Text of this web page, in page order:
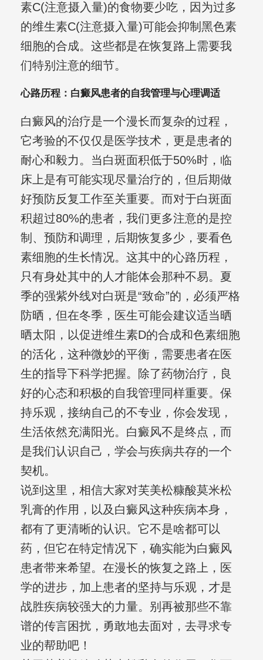
素C(注意摄入量)的食物要少吃，因为过多
的维生素C(注意摄入量)可能会抑制黑色素
细胞的合成。这些都是在恢复路上需要我
们特别注意的细节。
心路历程：白癜风患者的自我管理与心理调适
白癜风的治疗是一个漫长而复杂的过程，
它考验的不仅仅是医学技术，更是患者的
耐心和毅力。当白斑面积低于50%时，临
床上是有可能实现尽量治疗的，但后期做
好预防反复工作至关重要。而对于白斑面
积超过80%的患者，我们更多注意的是控
制、预防和调理，后期恢复多少，要看色
素细胞的生长情况。这其中的心路历程，
只有身处其中的人才能体会那种不易。夏
季的强紫外线对白斑是“致命”的，必须严格
防晒，但在冬季，医生可能会建议适当晒
晒太阳，以促进维生素D的合成和色素细胞
的活化，这种微妙的平衡，需要患者在医
生的指导下科学把握。除了药物治疗，良
好的心态和积极的自我管理同样重要。保
持乐观，接纳自己的不专业，你会发现，
生活依然充满阳光。白癜风不是终点，而
是我们认识自己，学会与疾病共存的一个
契机。
说到这里，相信大家对芙美松糠酸莫米松
乳膏的作用，以及白癜风这种疾病本身，
都有了更清晰的认识。它不是啥都可以
药，但它在特定情况下，确实能为白癜风
患者带来希望。在漫长的恢复之路上，医
学的进步，加上患者的坚持与乐观，才是
战胜疾病较强大的力量。别再被那些不靠
谱的传言困扰，勇敢地去面对，去寻求专
业的帮助吧！